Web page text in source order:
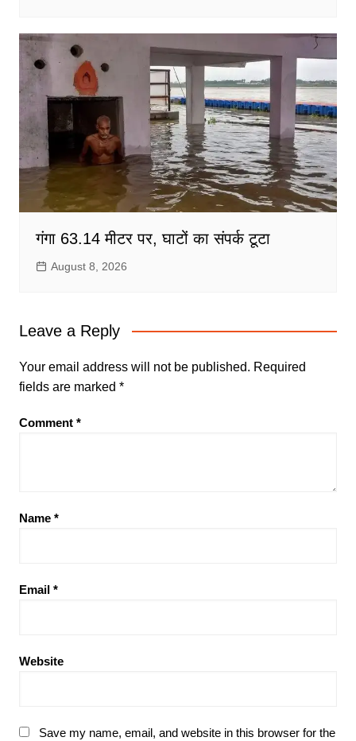
गंगा 63.14 मीटर पर, घाटों का संपर्क टूटा
August 8, 2026
Leave a Reply
Your email address will not be published. Required
fields are marked *
Comment *
Name *
Email *
Website
Save my name, email, and website in this browser for the